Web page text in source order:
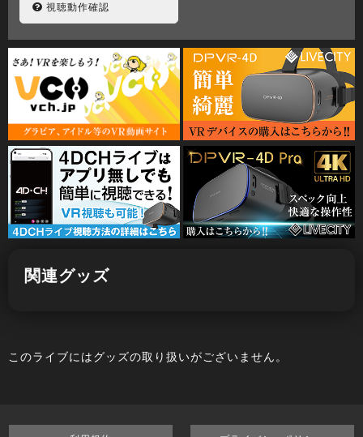
視聴動作確認
関連グッズ
このライブにはグッズの取り扱いがございません。